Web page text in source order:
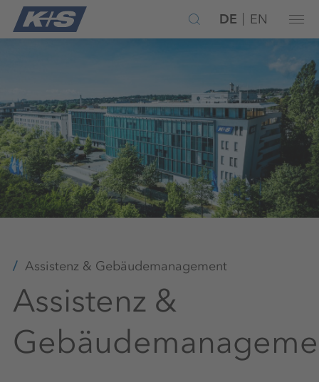
DE EN
Assistenz & Gebäudemanagement
Assistenz &